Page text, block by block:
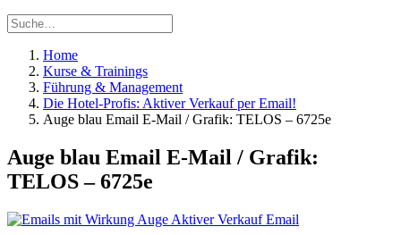
Home
Kurse & Trainings
Führung & Management
Die Hotel-Profis: Aktiver Verkauf per Email!
Auge blau Email E-Mail / Grafik: TELOS – 6725e
Auge blau Email E-Mail / Grafik:
TELOS – 6725e